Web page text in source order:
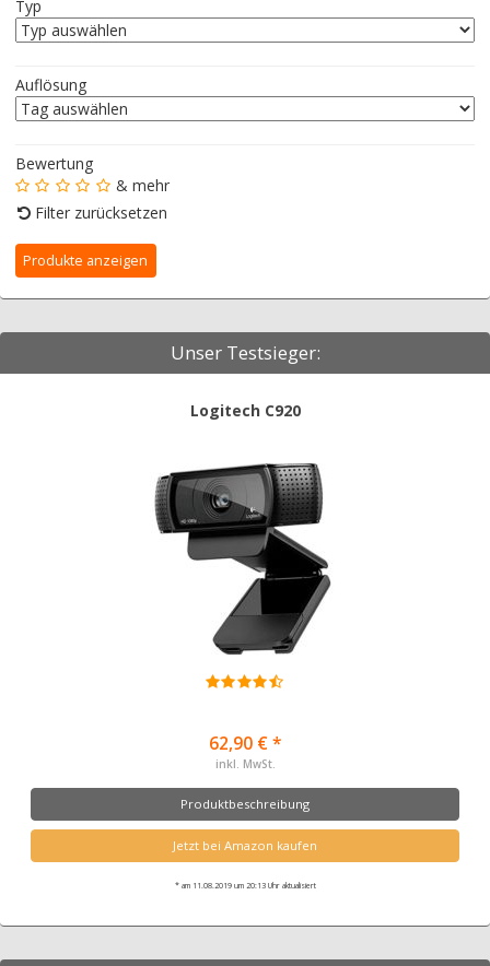
Typ
Auflösung
Bewertung
& mehr
Filter zurücksetzen
Unser Testsieger:
Logitech C920
62,90 € *
inkl. MwSt.
Produktbeschreibung
Jetzt bei Amazon kaufen
* am 11.08.2019 um 20:13 Uhr aktualisiert